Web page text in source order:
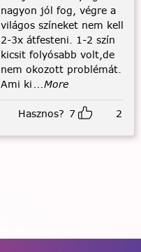
nagyon jól fog, végre a
világos színeket nem kell
2-3x átfesteni. 1-2 szín
kicsit folyósabb volt,de
nem okozott problémát.
Ami ki ...More
Hasznos? 7 2